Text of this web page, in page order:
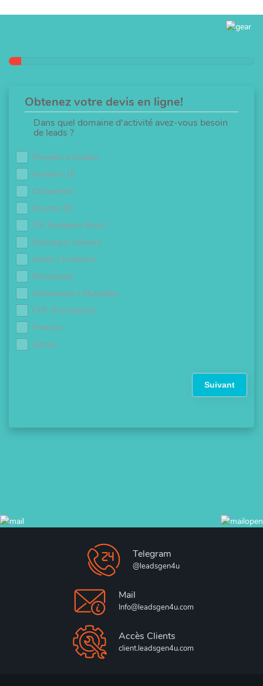
Obtenez votre devis en ligne!
Dans quel domaine d'activité avez-vous besoin
de leads ?
Pompes à chaleur
Isolation 1€
Chaudières
Douche 0€
ITE (Isolation Murs)
Panneaux solaires
Volets / Fenêtres
Rénovation
Assurances / Mutuelles
CPF (Formation)
Finance
Autres
Suivant
Telegram
@leadsgen4u
Mail
Info@leadsgen4u.com
Accès Clients
client.leadsgen4u.com